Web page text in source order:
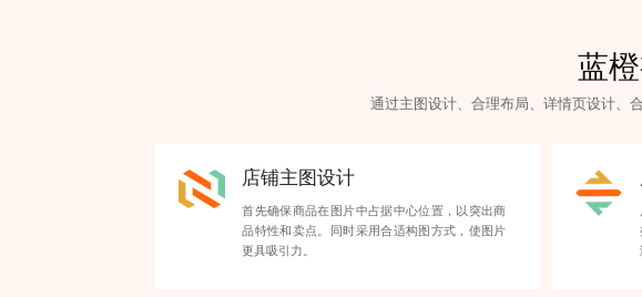
蓝
通过主图设计、合理布局、详情页设计、
店铺主图设计
首先确保商品在图片中占据中心位置，以突出商
品特性和卖点。同时采用合适构图方式，使图片
更具吸引力。